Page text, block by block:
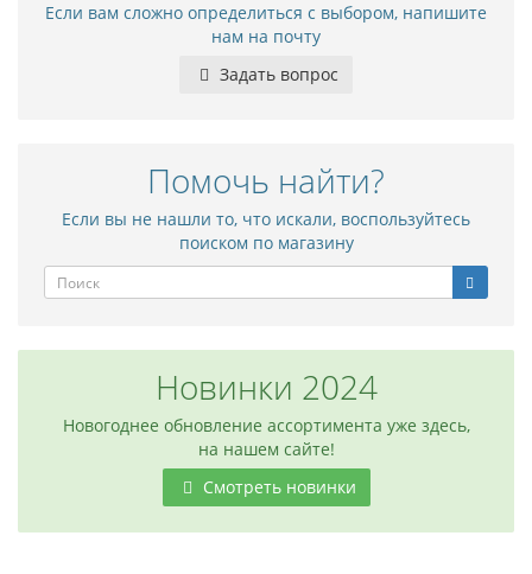
Если вам сложно определиться с выбором, напишите
нам на почту
Задать вопрос
Помочь найти?
Если вы не нашли то, что искали, воспользуйтесь
поиском по магазину
Новинки 2024
Новогоднее обновление ассортимента уже здесь,
на нашем сайте!
Смотреть новинки